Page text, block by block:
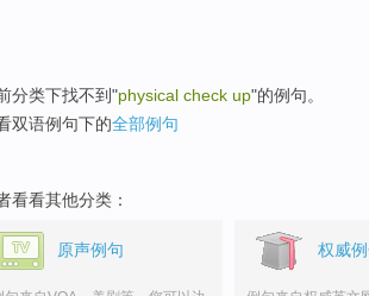
分类下找不到"physical check up"的例句。
双语例句下的全部例句
看看其他分类：
原声例句 权威